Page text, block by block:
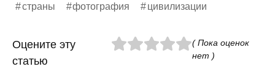
страны
фотография цивилизации
Оцените эту
статью
( Пока оценок
нет )